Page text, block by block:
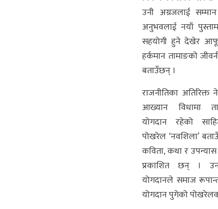
उनी अग्रजलाई
अनुभवलाई नयाँ
सहयोगी हुने देखेर
हर्कमान तामाङको
बताउँछन् ।
राजनीतिका अतिरिक्त
आख्यान विधामा
योगदान रहेको
पोखरेल ‘नवशिला’
कविता, कथा र
प्रकाशित छन् ।
योगदानले समाज
योगदान पुगेको